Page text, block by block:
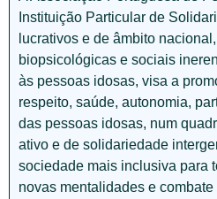
Instituição Particular de
lucrativos e de âmbito
biopsicológicas e sociais
às pessoas idosas, visa a
respeito, saúde, autonomia,
das pessoas idosas, num
ativo e de solidariedade
sociedade mais inclusiva para
novas mentalidades e